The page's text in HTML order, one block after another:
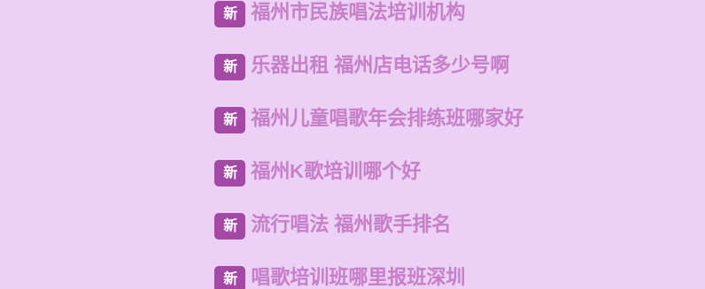
新 福州市民族唱法培训机构
新 乐器出租 福州店电话多少号啊
新 福州儿童唱歌年会排练班哪家好
新 福州K歌培训哪个好
新 流行唱法 福州歌手排名
新 唱歌培训班哪里报班深圳